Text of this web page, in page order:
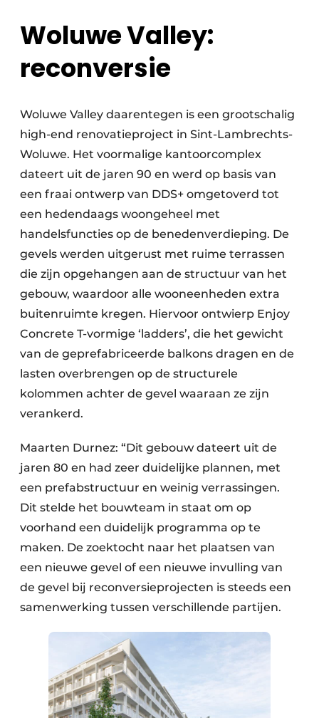
Woluwe Valley:
reconversie
Woluwe Valley daarentegen is een grootschalig
high-end renovatieproject in Sint-Lambrechts-
Woluwe. Het voormalige kantoorcomplex
dateert uit de jaren 90 en werd op basis van
een fraai ontwerp van DDS+ omgetoverd tot
een hedendaags woongeheel met
handelsfuncties op de benedenverdieping. De
gevels werden uitgerust met ruime terrassen
die zijn opgehangen aan de structuur van het
gebouw, waardoor alle wooneenheden extra
buitenruimte kregen. Hiervoor ontwierp Enjoy
Concrete T-vormige ‘ladders’, die het gewicht
van de geprefabriceerde balkons dragen en de
lasten overbrengen op de structurele
kolommen achter de gevel waaraan ze zijn
verankerd.
Maarten Durnez: “Dit gebouw dateert uit de
jaren 80 en had zeer duidelijke plannen, met
een prefabstructuur en weinig verrassingen.
Dit stelde het bouwteam in staat om op
voorhand een duidelijk programma op te
maken. De zoektocht naar het plaatsen van
een nieuwe gevel of een nieuwe invulling van
de gevel bij reconversieprojecten is steeds een
samenwerking tussen verschillende partijen.